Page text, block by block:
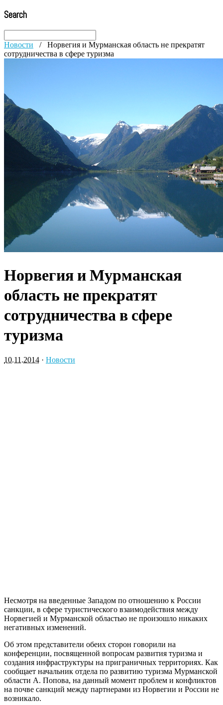
Search
Новости /
Норвегия и Мурманская область не прекратят
сотрудничества в сфере туризма
Норвегия и Мурманская
область не прекратят
сотрудничества в сфере
туризма
10.11.2014 · Новости
Несмотря на введенные Западом по отношению к России
санкции, в сфере туристического взаимодействия между
Норвегией и Мурманской областью не произошло никаких
негативных изменений.
Об этом представители обеих сторон говорили на
конференции, посвященной вопросам развития туризма и
создания инфраструктуры на приграничных территориях. Как
сообщает начальник отдела по развитию туризма Мурманской
области А. Попова, на данный момент проблем и конфликтов
на почве санкций между партнерами из Норвегии и России не
возникало.